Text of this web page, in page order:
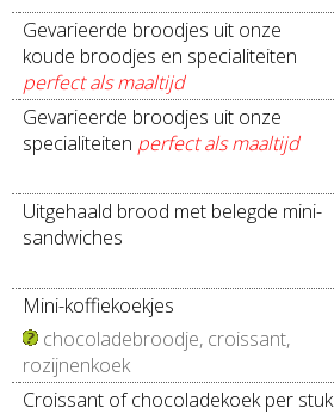
Gevarieerde broodjes uit onze
koude broodjes en specialiteiten
perfect als maaltijd
Gevarieerde broodjes uit onze
specialiteiten perfect als maaltijd
Uitgehaald brood met belegde mini-
sandwiches
Mini-koffiekoekjes
chocoladebroodje, croissant,
rozijnenkoek
Croissant of chocoladekoek per stuk